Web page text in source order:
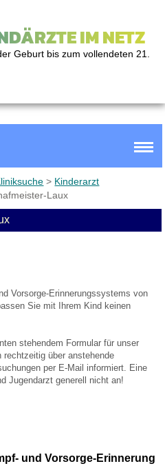
IM NETZ
Geburt bis zum vollendeten 21.
> Kinderarzt
Laux
Vorsorge-Erinnerungssystems von
Sie mit Ihrem Kind keinen
stehendem Formular für unser
rechtzeitig über anstehende
per E-Mail informiert. Eine
Jugendarzt generell nicht an!
und Vorsorge-Erinnerung